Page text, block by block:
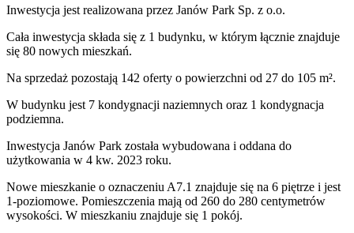
Inwestycja jest realizowana przez Janów Park Sp. z o.o.
Cała inwestycja składa się z 1 budynku, w którym łącznie znajduje
się 80 nowych mieszkań.
Na sprzedaż pozostają 142 oferty o powierzchni od 27 do 105 m².
W budynku jest 7 kondygnacji naziemnych oraz 1 kondygnacja
podziemna.
Inwestycja Janów Park została wybudowana i oddana do
użytkowania w 4 kw. 2023 roku.
Nowe mieszkanie o oznaczeniu A7.1 znajduje się na 6 piętrze i jest
1-poziomowe. Pomieszczenia mają od 260 do 280 centymetrów
wysokości. W mieszkaniu znajduje się 1 pokój.